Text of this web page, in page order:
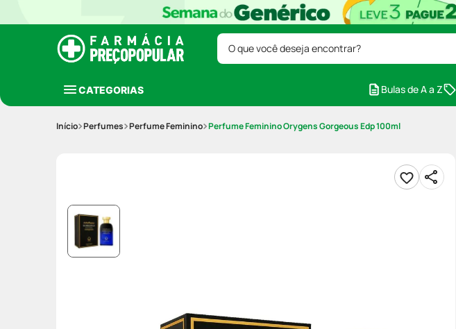
O que você deseja encontrar?
CATEGORIAS Bulas de A a Z
Perfumes Perfume Feminino Perfume Feminino Orygens Gorgeous Edp 100ml